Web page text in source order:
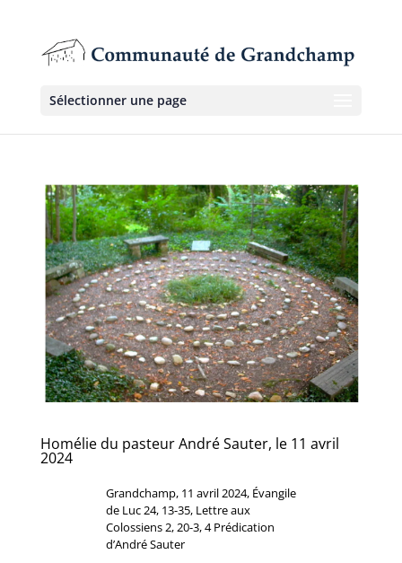
Sélectionner une page
Homélie du pasteur André Sauter, le 11 avril
2024
Grandchamp, 11 avril 2024, Évangile
de Luc 24, 13-35, Lettre aux
Colossiens 2, 20-3, 4 Prédication
d’André Sauter